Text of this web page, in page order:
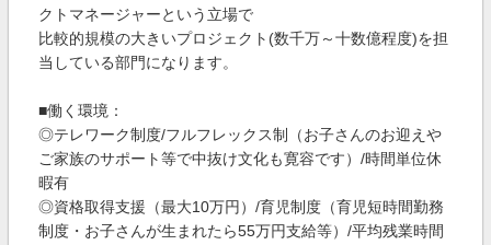
クトマネージャーという立場で
比較的規模の大きいプロジェクト(数千万～十数億程度)を担
当している部門になります。
■働く環境：
◎テレワーク制度/フルフレックス制（お子さんのお迎えや
ご家族のサポート等で中抜け文化も寛容です）/時間単位休
暇有
◎資格取得支援（最大10万円）/育児制度（育児短時間勤務
制度・お子さんが生まれたら55万円支給等）/平均残業時間